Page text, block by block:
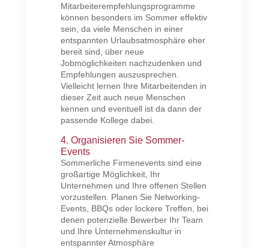
Mitarbeiterempfehlungsprogramme
können besonders im Sommer effektiv
sein, da viele Menschen in einer
entspannten Urlaubsatmosphäre eher
bereit sind, über neue
Jobmöglichkeiten nachzudenken und
Empfehlungen auszusprechen.
Vielleicht lernen Ihre Mitarbeitenden in
dieser Zeit auch neue Menschen
kennen und eventuell ist da dann der
passende Kollege dabei.
4. Organisieren Sie Sommer-
Events
Sommerliche Firmenevents sind eine
großartige Möglichkeit, Ihr
Unternehmen und Ihre offenen Stellen
vorzustellen. Planen Sie Networking-
Events, BBQs oder lockere Treffen, bei
denen potenzielle Bewerber Ihr Team
und Ihre Unternehmenskultur in
entspannter Atmosphäre